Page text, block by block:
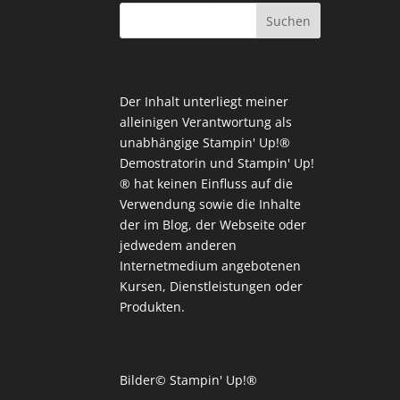
Der Inhalt unterliegt meiner
alleinigen Verantwortung als
unabhängige Stampin' Up!®
Demostratorin und Stampin' Up!
® hat keinen Einfluss auf die
Verwendung sowie die Inhalte
der im Blog, der Webseite oder
jedwedem anderen
Internetmedium angebotenen
Kursen, Dienstleistungen oder
Produkten.
Bilder© Stampin' Up!®